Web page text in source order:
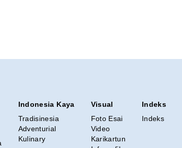
Indonesia Kaya
Tradisinesia
Adventurial
Kulinary
Visual
Foto Esai
Video
Karikartun
Indeks
Indeks